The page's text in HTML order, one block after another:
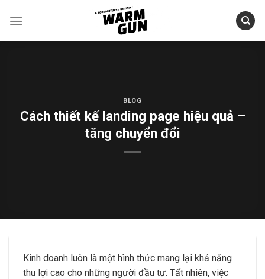
BLOG
Cách thiết kế landing page hiệu quả –
tăng chuyển đổi
Kinh doanh luôn là một hình thức mang lại khả năng
thu lợi cao cho những người đầu tư. Tất nhiên, việc